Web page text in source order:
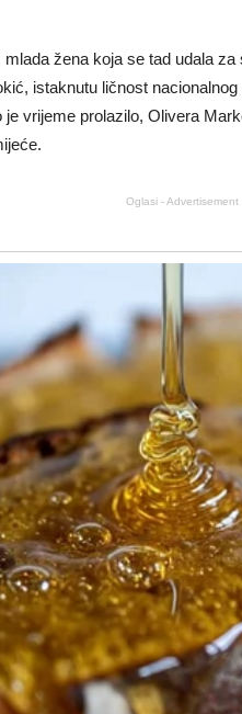
mlada žena koja se tad udala
istaknutu ličnost
je vrijeme prolazilo, Olivera
Oglasi - Advertisement